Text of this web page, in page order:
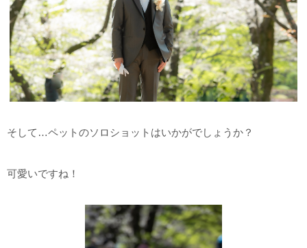
そして…ペットのソロショットはいかがでしょうか？
可愛いですね！